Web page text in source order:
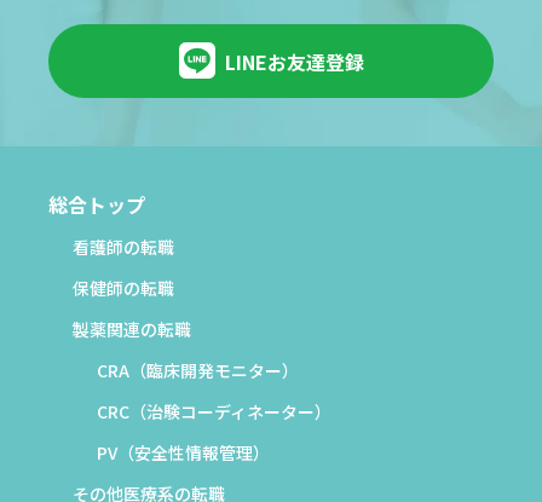
LINEお友達登録
総合トップ
看護師の転職
保健師の転職
製薬関連の転職
CRA（臨床開発モニター）
CRC（治験コーディネーター）
PV（安全性情報管理）
その他医療系の転職